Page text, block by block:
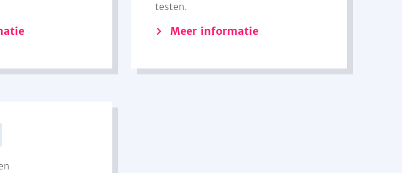
testen.
Meer informatie